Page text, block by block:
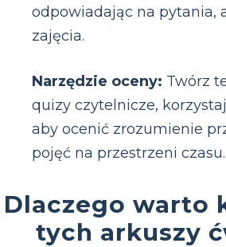
odpowiadając na pytania,
zajęcia.
Narzędzie oceny: Twórz
quizy czytelnicze,
aby ocenić zrozumienie
pojęć na przestrzeni czasu.
Dlaczego warto
tych arkuszy